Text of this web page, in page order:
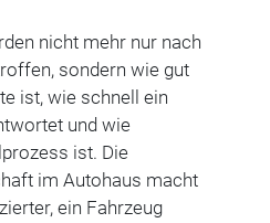
nicht mehr nur nach
sondern wie gut
ist, wie schnell ein
und wie
ist. Die
im Autohaus macht
ein Fahrzeug